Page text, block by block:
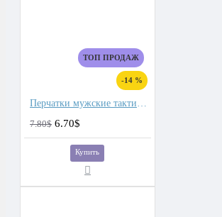
ТОП ПРОДАЖ
-14 %
Перчатки мужские тактические
7.80$ 6.70$
Купить